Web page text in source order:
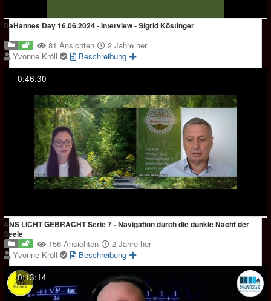
DaHannes Day 16.06.2024 - Interview - Sigrid Köstinger
81 Ansichten
2 Jahre her
Yvonne Kröll
Beschreibung
0:46:30
ANS LICHT GEBRACHT Serie 7 - Navigation durch die dunkle Nacht der
Seele
156 Ansichten
2 Jahre her
Yvonne Kröll
Beschreibung
0:13:14